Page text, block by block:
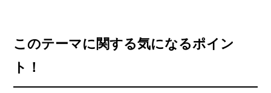
このテーマに関する気になるポイン
ト！